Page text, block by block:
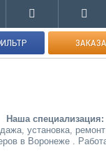
Наша специализация:
установка,
в Воронеже .